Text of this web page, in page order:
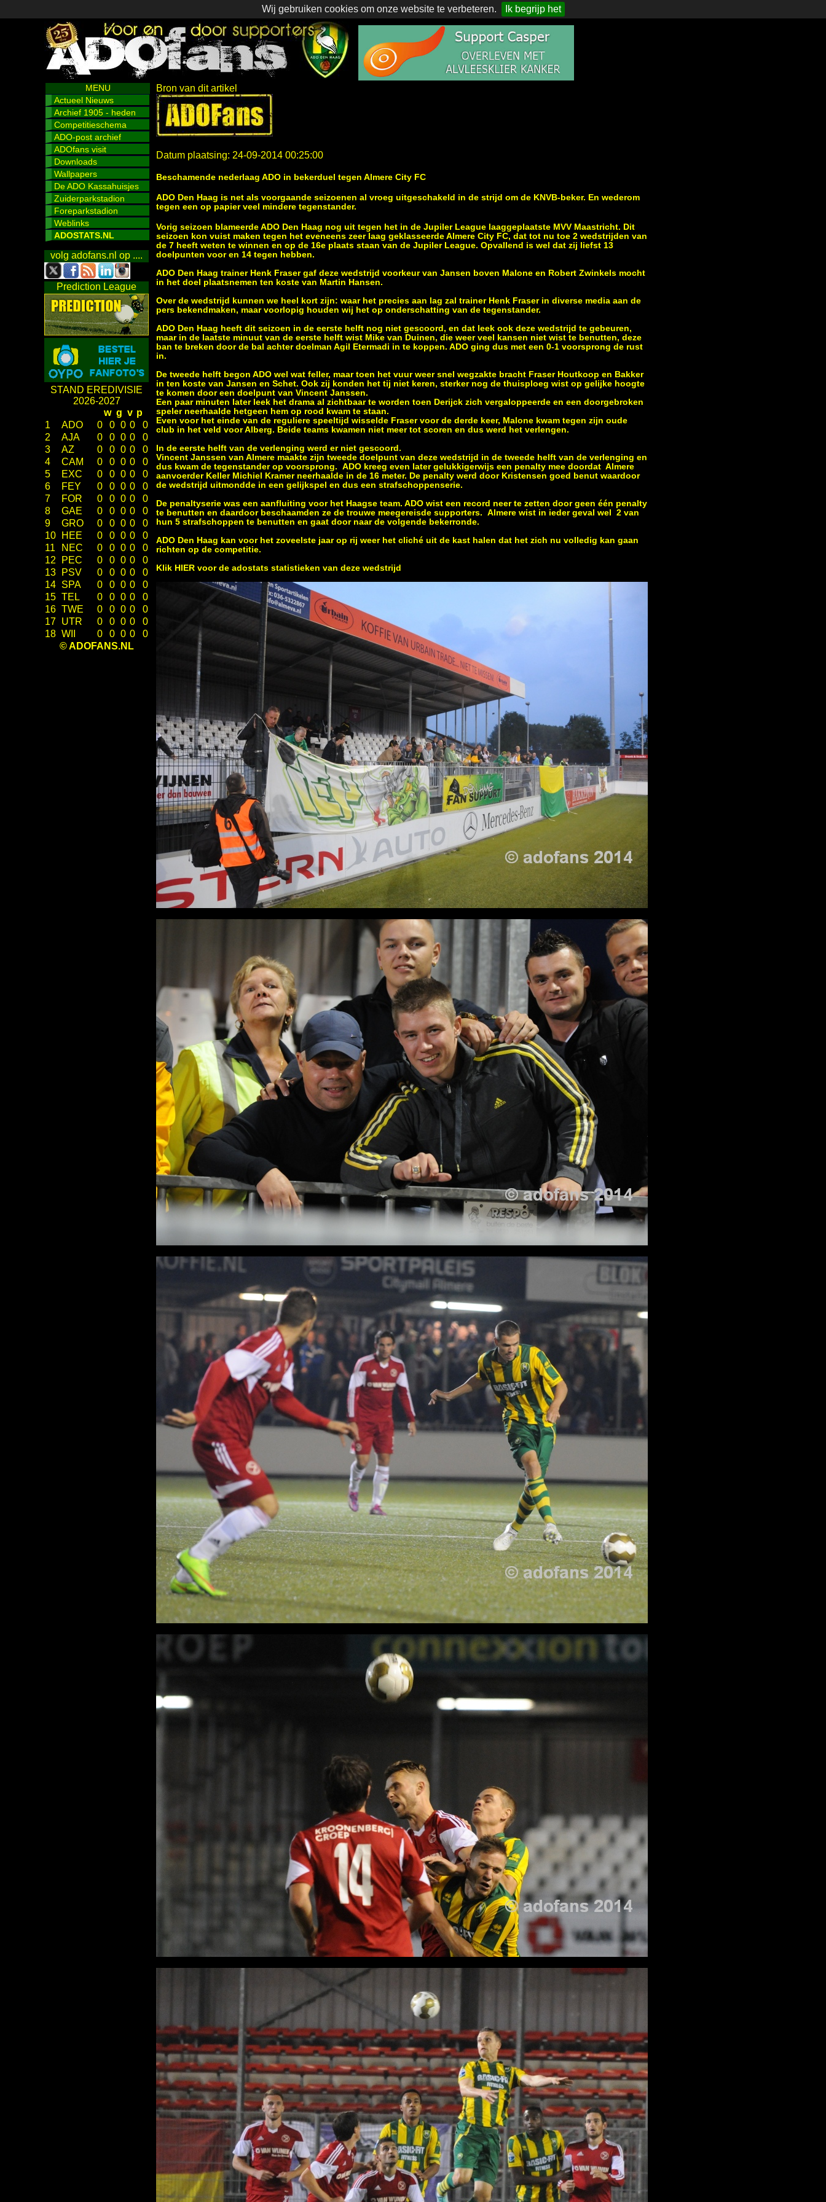
Wij gebruiken cookies om onze website te verbeteren. Ik begrijp het
MENU
Actueel Nieuws
Archief 1905 - heden
Competitieschema
ADO-post archief
ADOfans visit
Downloads
Wallpapers
De ADO Kassahuisjes
Zuiderparkstadion
Foreparkstadion
Weblinks
ADOSTATS.NL
volg adofans.nl op ....
Prediction League
STAND EREDIVISIE
2026-2027
w g v p
1
ADO 0 0 0 0
0
2
AJA 0 0 0 0
0
3
AZ 0 0 0 0
0
4
CAM 0 0 0 0
0
5
EXC 0 0 0 0
0
6
FEY 0 0 0 0
0
7
FOR 0 0 0 0
0
8
GAE 0 0 0 0
0
9
GRO 0 0 0 0
0
10
HEE 0 0 0 0
0
11
NEC 0 0 0 0
0
12
PEC 0 0 0 0
0
13
PSV 0 0 0 0
0
14 SPA 0 0 0 0
0
15 TEL 0 0 0 0
0
16 TWE 0 0 0 0
0
17 UTR 0 0 0 0
0
18 WII 0 0 0 0
0
© ADOFANS.NL
Bron van dit artikel
Datum plaatsing: 24-09-2014 00:25:00
Beschamende nederlaag ADO in bekerduel tegen Almere City FC
ADO Den Haag is net als voorgaande seizoenen al vroeg uitgeschakeld in de strijd om de KNVB-beker. En wederom
tegen een op papier veel mindere tegenstander.
Vorig seizoen blameerde ADO Den Haag nog uit tegen het in de Jupiler League laaggeplaatste MVV Maastricht. Dit
seizoen kon vuist maken tegen het eveneens zeer laag geklasseerde Almere City FC, dat tot nu toe 2 wedstrijden van
de 7 heeft weten te winnen en op de 16e plaats staan van de Jupiler League. Opvallend is wel dat zij liefst 13
doelpunten voor en 14 tegen hebben.
ADO Den Haag trainer Henk Fraser gaf deze wedstrijd voorkeur van Jansen boven Malone en Robert Zwinkels mocht
in het doel plaatsnemen ten koste van Martin Hansen.
Over de wedstrijd kunnen we heel kort zijn: waar het precies aan lag zal trainer Henk Fraser in diverse media aan de
pers bekendmaken, maar voorlopig houden wij het op onderschatting van de tegenstander.
ADO Den Haag heeft dit seizoen in de eerste helft nog niet gescoord, en dat leek ook deze wedstrijd te gebeuren,
maar in de laatste minuut van de eerste helft wist Mike van Duinen, die weer veel kansen niet wist te benutten, deze
ban te breken door de bal achter doelman Agil Etermadi in te koppen. ADO ging dus met een 0-1 voorsprong de rust
in.
De tweede helft begon ADO wel wat feller, maar toen het vuur weer snel wegzakte bracht Fraser Houtkoop en Bakker
in ten koste van Jansen en Schet. Ook zij konden het tij niet keren, sterker nog de thuisploeg wist op gelijke hoogte
te komen door een doelpunt van Vincent Janssen.
Een paar minuten later leek het drama al zichtbaar te worden toen Derijck zich vergaloppeerde en een doorgebroken
speler neerhaalde hetgeen hem op rood kwam te staan.
Even voor het einde van de reguliere speeltijd wisselde Fraser voor de derde keer, Malone kwam tegen zijn oude
club in het veld voor Alberg. Beide teams kwamen niet meer tot scoren en dus werd het verlengen.
In de eerste helft van de verlenging werd er niet gescoord.
Vincent Janssen van Almere maakte zijn tweede doelpunt van deze wedstrijd in de tweede helft van de verlenging en
dus kwam de tegenstander op voorsprong. ADO kreeg even later gelukkigerwijs een penalty mee doordat Almere
aanvoerder Keller Michiel Kramer neerhaalde in de 16 meter. De penalty werd door Kristensen goed benut waardoor
de wedstrijd uitmondde in een gelijkspel en dus een strafschoppenserie.
De penaltyserie was een aanfluiting voor het Haagse team. ADO wist een record neer te zetten door geen één penalty
te benutten en daardoor beschaamden ze de trouwe meegereisde supporters. Almere wist in ieder geval wel 2 van
hun 5 strafschoppen te benutten en gaat door naar de volgende bekerronde.
ADO Den Haag kan voor het zoveelste jaar op rij weer het cliché uit de kast halen dat het zich nu volledig kan gaan
richten op de competitie.
Klik HIER voor de adostats statistieken van deze wedstrijd